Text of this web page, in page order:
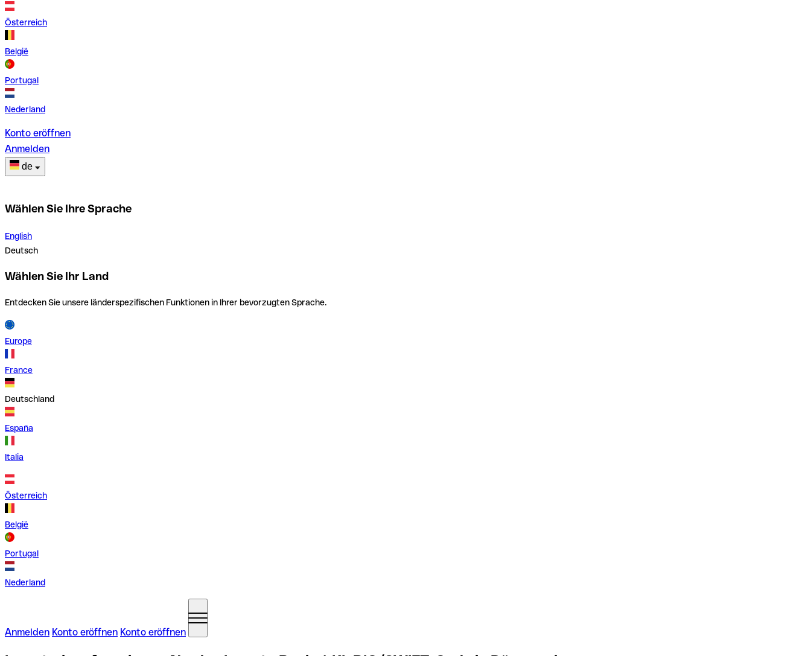
Österreich
België
Portugal
Nederland
Konto eröffnen
Anmelden
de
Wählen Sie Ihre Sprache
English
Deutsch
Wählen Sie Ihr Land
Entdecken Sie unsere länderspezifischen Funktionen in Ihrer bevorzugten Sprache.
Europe
France
Deutschland
España
Italia
Österreich
België
Portugal
Nederland
Anmelden Konto eröffnen Konto eröffnen